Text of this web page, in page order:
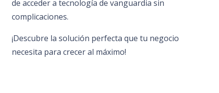
de acceder a tecnología de vanguardia sin
complicaciones.
¡Descubre la solución perfecta que tu negocio
necesita para crecer al máximo!